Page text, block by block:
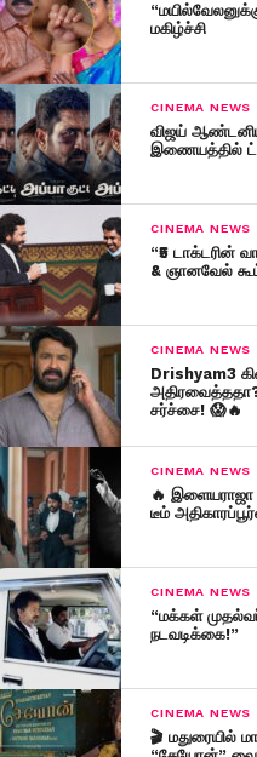
மகிழ்ச்சி
CINEMA NEWS
விஜய்
இணையத்தில்
CINEMA NEWS
“₹5 டாக்டரின்
& ஞானவேல்
CINEMA NEWS
Drishyam3
சர்ச்சை! 😱🔥
CINEMA NEWS
🔥 இளையராஜா
டீம்
CINEMA NEWS
“மக்கள்
நடவடிக்கை!”
CINEMA NEWS
🎬 மதுரையில்